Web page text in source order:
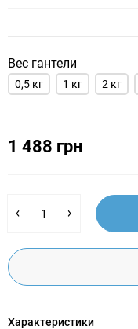
Вес гантели
0,5 кг 1 кг 2 кг
1 488 грн
Характеристики